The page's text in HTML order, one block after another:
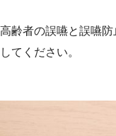
高齢者の誤嚥と誤嚥
してください。